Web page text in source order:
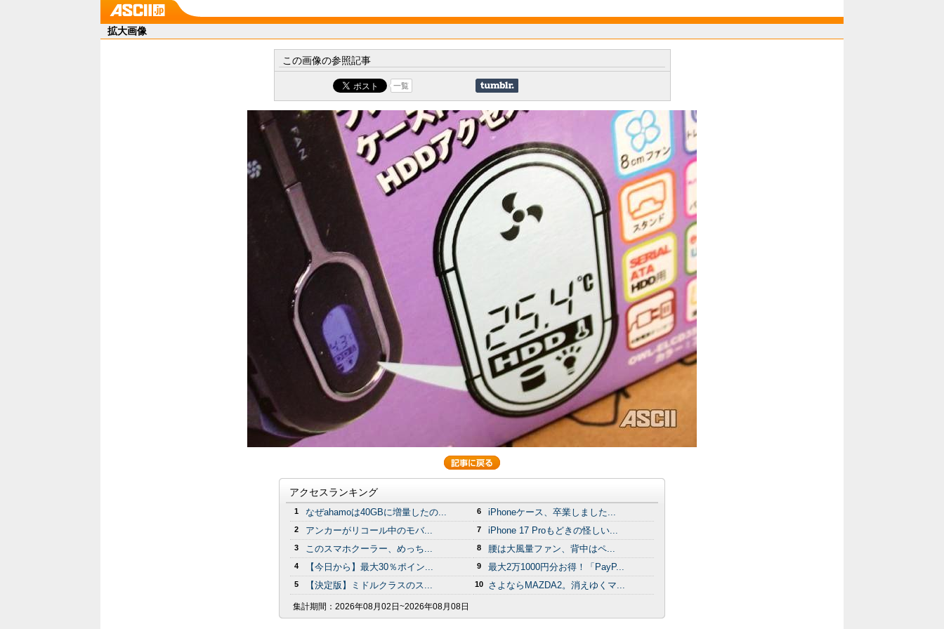
拡大画像
この画像の参照記事
一覧
アクセスランキング
1 なぜahamoは40GBに増量したの...
2 アンカーがリコール中のモバ...
3 このスマホクーラー、めっち...
4 【今日から】最大30％ポイン...
5 【決定版】ミドルクラスのス...
6 iPhoneケース、卒業しました...
7 iPhone 17 Proもどきの怪しい...
8 腰は大風量ファン、背中はペ...
9 最大2万1000円分お得！「PayP...
10 さよならMAZDA2。消えゆくマ...
集計期間： 2026年08月02日~2026年08月08日